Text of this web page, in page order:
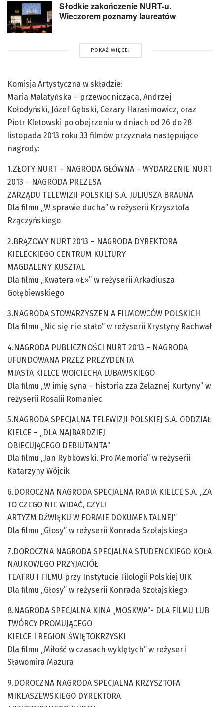
Słodkie zakończenie NURT-u.
Wieczorem poznamy laureatów
POKAŻ WIĘCEJ
Komisja Artystyczna w składzie:
Maria Malatyńska – przewodnicząca, Andrzej
Kołodyński, Józef Gębski, Cezary Harasimowicz, oraz
Piotr Kletowski po obejrzeniu w dniach od 26 do 28
listopada 2013 roku 33 filmów przyznała następujące
nagrody:
1.ZŁOTY NURT – NAGRODA GŁÓWNA – WYDARZENIE NURT
2013 – NAGRODA PREZESA
ZARZĄDU TELEWIZJI POLSKIEJ S.A. JULIUSZA BRAUNA
Dla filmu „W sprawie ducha” w reżyserii Krzysztofa
Rzączyńskiego
2.BRĄZOWY NURT 2013 – NAGRODA DYREKTORA
KIELECKIEGO CENTRUM KULTURY
MAGDALENY KUSZTAL
Dla filmu „Kwatera «Ł»” w reżyserii Arkadiusza
Gołębiewskiego
3.NAGRODA STOWARZYSZENIA FILMOWCÓW POLSKICH
Dla filmu „Nic się nie stało” w reżyserii Krystyny Rachwał
4.NAGRODA PUBLICZNOŚCI NURT 2013 – NAGRODA
UFUNDOWANA PRZEZ PREZYDENTA
MIASTA KIELCE WOJCIECHA LUBAWSKIEGO
Dla filmu „W imię syna – historia zza Żelaznej Kurtyny” w
reżyserii Rosalii Romaniec
5.NAGRODA SPECJALNA TELEWIZJI POLSKIEJ S.A. ODDZIAŁ
KIELCE – „DLA NAJBARDZIEJ
OBIECUJĄCEGO DEBIUTANTA”
Dla filmu „Jan Rybkowski. Pro Memoria” w reżyserii
Katarzyny Wójcik
6.DOROCZNA NAGRODA SPECJALNA RADIA KIELCE S.A. „ZA
TO CZEGO NIE WIDAĆ, CZYLI
ARTYZM DŹWIĘKU W FORMIE DOKUMENTALNEJ”
Dla filmu „Głosy” w reżyserii Konrada Szołajskiego
7.DOROCZNA NAGRODA SPECJALNA STUDENCKIEGO KOŁA
NAUKOWEGO PRZYJACIÓŁ
TEATRU I FILMU przy Instytucie Filologii Polskiej UJK
Dla filmu „Głosy” w reżyserii Konrada Szołajskiego
8.NAGRODA SPECJALNA KINA „MOSKWA”- DLA FILMU LUB
TWÓRCY PROMUJĄCEGO
KIELCE I REGION ŚWIĘTOKRZYSKI
Dla filmu „Miłość w czasach wyklętych” w reżyserii
Sławomira Mazura
9.DOROCZNA NAGRODA SPECJALNA KRZYSZTOFA
MIKLASZEWSKIEGO DYREKTORA